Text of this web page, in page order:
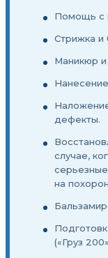
Помощь с
Стрижка и
Маникюр
дефекты.
случае,
на
(«Груз